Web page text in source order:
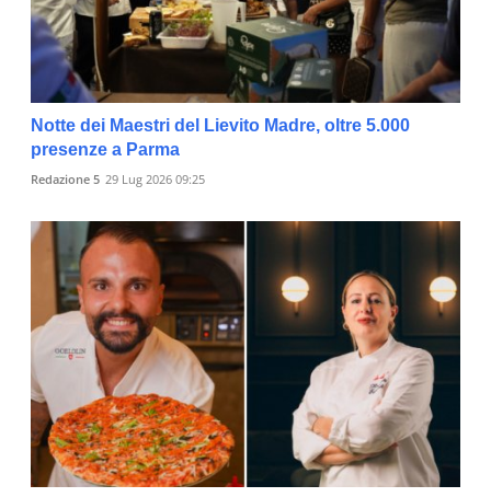
Notte dei Maestri del Lievito Madre, oltre 5.000
presenze a Parma
Redazione 5 29 Lug 2026 09:25